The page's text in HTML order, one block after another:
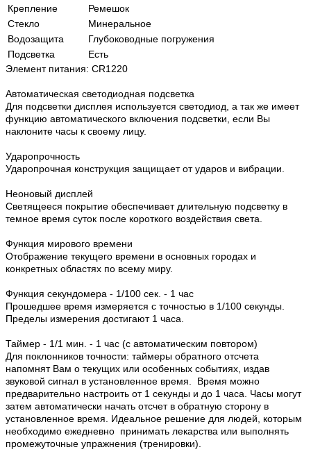
Крепление
Ремешок
Стекло
Минеральное
Водозащита
Глубоководные погружения
Подсветка
Есть
Элемент питания: CR1220
Автоматическая светодиодная подсветка
Для подсветки дисплея используется светодиод, а так же имеет
функцию автоматического включения подсветки, если Вы
наклоните часы к своему лицу.
Ударопрочность
Ударопрочная конструкция защищает от ударов и вибрации.
Неоновый дисплей
Светящееся покрытие обеспечивает длительную подсветку в
темное время суток после короткого воздействия света.
Функция мирового времени
Отображение текущего времени в основных городах и
конкретных областях по всему миру.
Функция секундомера - 1/100 сек. - 1 час
Прошедшее время измеряется с точностью в 1/100 секунды.
Пределы измерения достигают 1 часа.
Таймер - 1/1 мин. - 1 час (с автоматическим повтором)
Для поклонников точности: таймеры обратного отсчета
напомнят Вам о текущих или особенных событиях, издав
звуковой сигнал в установленное время. Время можно
предварительно настроить от 1 секунды и до 1 часа. Часы могут
затем автоматически начать отсчет в обратную сторону в
установленное время. Идеальное решение для людей, которым
необходимо ежедневно принимать лекарства или выполнять
промежуточные упражнения (тренировки).